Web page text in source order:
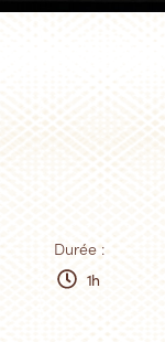
Durée :
1h